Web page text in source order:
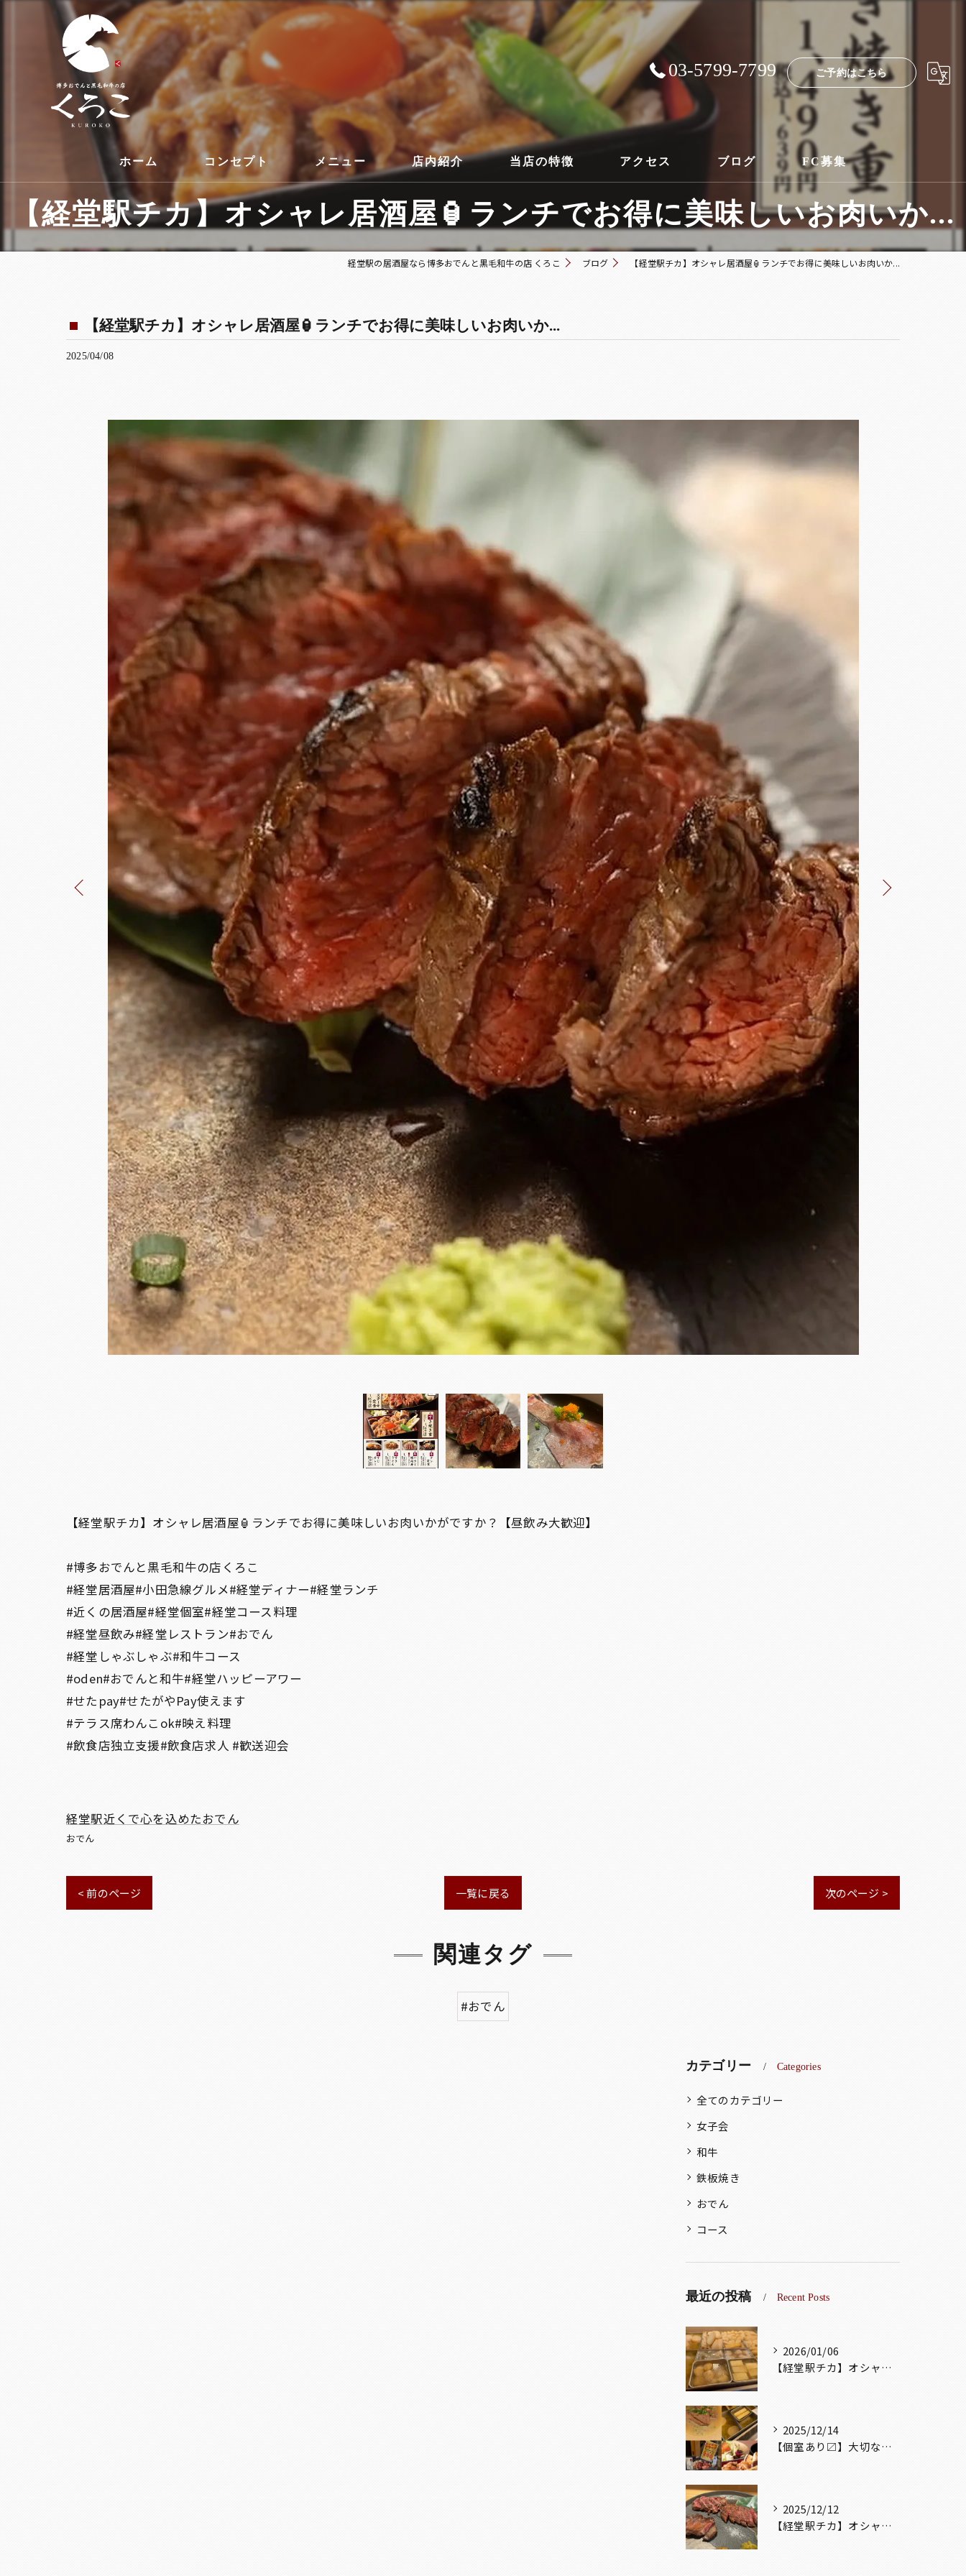
03-5799-7799 ご予約はこちら
ホーム コンセプト メニュー 店内紹介 当店の特徴
コース
アクセス ブログ FC募集
【経堂駅チカ】オシャレ居酒屋🏮ランチでお得に美味しいお肉いか...
経堂駅の居酒屋なら博多おでんと黒毛和牛の店 くろこ ブログ 【経堂駅チカ】オシャレ居酒屋🏮ランチでお得に美味しいお肉いか...
【経堂駅チカ】オシャレ居酒屋🏮ランチでお得に美味しいお肉いか...
2025/04/08
【経堂駅チカ】オシャレ居酒屋🏮ランチでお得に美味しいお肉いかがですか？【昼飲み大歓迎】
#博多おでんと黒毛和牛の店くろこ
#経堂居酒屋#小田急線グルメ#経堂ディナー#経堂ランチ
#近くの居酒屋#経堂個室#経堂コース料理
#経堂昼飲み#経堂レストラン#おでん
#経堂しゃぶしゃぶ#和牛コース
#oden#おでんと和牛#経堂ハッピーアワー
#せたpay#せたがやPay使えます
#テラス席わんこok#映え料理
#飲食店独立支援#飲食店求人 #歓送迎会
経堂駅近くで心を込めたおでん
おでん
< 前のページ 一覧に戻る 次のページ >
関連タグ
#おでん
カテゴリー Categories
全てのカテゴリー
女子会
和牛
鉄板焼き
おでん
コース
最近の投稿 Recent Posts
2026/01/06
【経堂駅チカ】オシャレ居酒屋🏮出汁が美味しいおでんがオススメ...
2025/12/14
【個室あり〼】大切な記念日、お祝い事でのご来店ぜひお待ちして...
2025/12/12
【経堂駅チカ】オシャレ居酒屋🏮自慢のお肉が楽しめる🐃お得なコ...